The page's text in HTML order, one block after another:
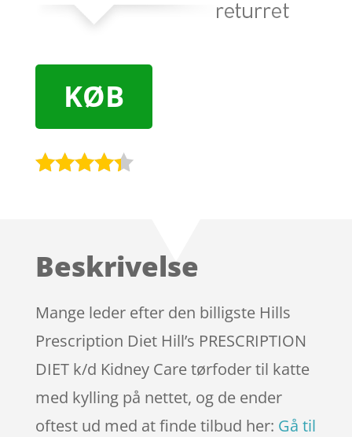
KØB
på
mmelser
Beskrivelse
Mange leder efter den billigste Hills
Prescription Diet Hill’s PRESCRIPTION
DIET k/d Kidney Care tørfoder til katte
med kylling på nettet, og de ender
oftest ud med at finde tilbud her: Gå til